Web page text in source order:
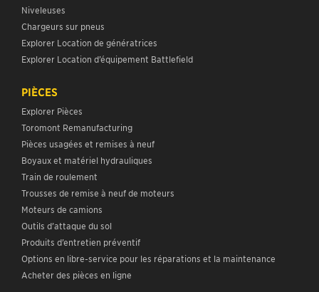
Niveleuses
Chargeurs sur pneus
Explorer Location de génératrices
Explorer Location d’équipement Battlefield
PIÈCES
Explorer Pièces
Toromont Remanufacturing
Pièces usagées et remises à neuf
Boyaux et matériel hydrauliques
Train de roulement
Trousses de remise à neuf de moteurs
Moteurs de camions
Outils d’attaque du sol
Produits d’entretien préventif
Options en libre-service pour les réparations et la maintenance
Acheter des pièces en ligne